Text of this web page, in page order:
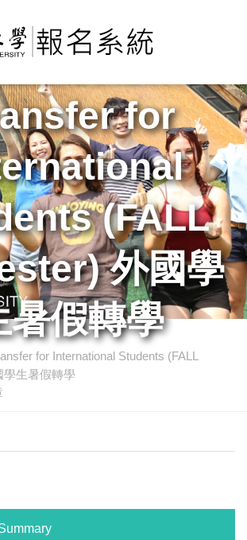
for
(FALL
外國學
暑假轉學
for International Students (FALL
學生暑假轉學